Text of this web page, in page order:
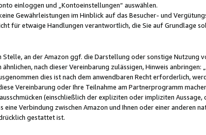
einloggen und „Kontoeinstellungen“ auswählen.
Gewährleistungen im Hinblick auf das Besucher- und
für etwaige Handlungen verantwortlich, die Sie auf Grundlage
Stelle, an der Amazon ggf. die Darstellung oder sonstige Nutzung
nach dieser Vereinbarung zulässigen, Hinweis
dies ist nach dem anwendbaren Recht erforderlich,
Vereinbarung oder Ihre Teilnahme am Partnerprogramm
(einschließlich der expliziten oder impliziten
Verbindung zwischen Amazon und Ihnen oder einer anderen
gestattet ist.